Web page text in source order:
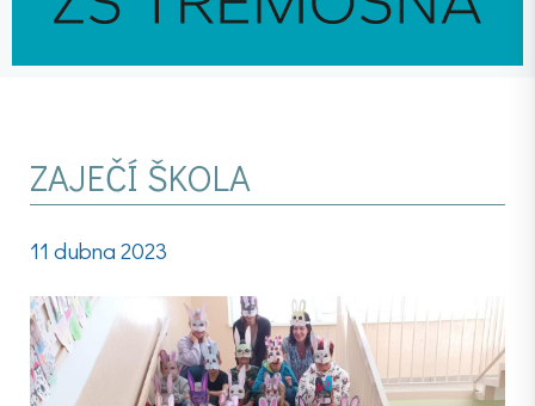
ZAJEČÍ ŠKOLA
11 dubna 2023